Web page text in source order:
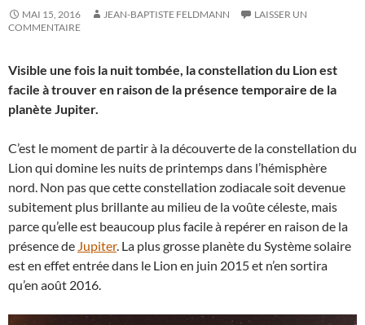
MAI 15, 2016 JEAN-BAPTISTE FELDMANN
LAISSER UN
COMMENTAIRE
Visible une fois la nuit tombée, la constellation du Lion est
facile à trouver en raison de la présence temporaire de la
planète Jupiter.
C’est le moment de partir à la découverte de la constellation du
Lion qui domine les nuits de printemps dans l’hémisphère
nord. Non pas que cette constellation zodiacale soit devenue
subitement plus brillante au milieu de la voûte céleste, mais
parce qu’elle est beaucoup plus facile à repérer en raison de la
présence de Jupiter. La plus grosse planète du Système solaire
est en effet entrée dans le Lion en juin 2015 et n’en sortira
qu’en août 2016.